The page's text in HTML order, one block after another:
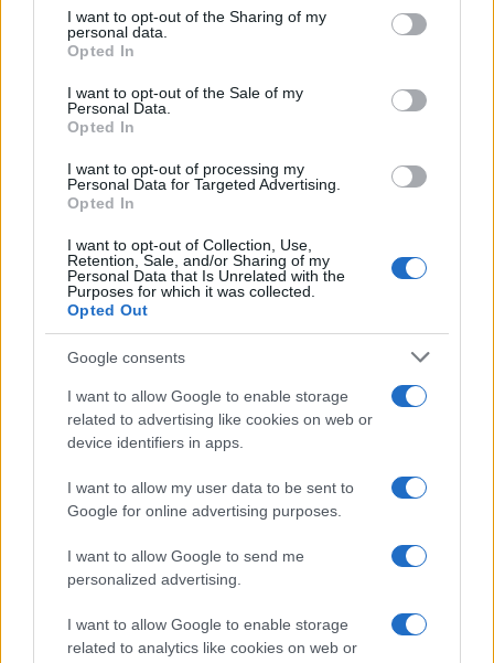
disclose it to other third parties.
Please note that this website/app uses one or more Google
services and may gather and store information including but
not limited to your visit or usage behaviour. You may click to
grant or deny consent to Google and its third-party tags to
consent section.
I want to opt-out of the Sharing of my
personal data.
Opted In
I want to opt-out of the Sale of my
Personal Data.
Opted In
I want to opt-out of processing my
Personal Data for Targeted Advertising.
Opted In
I want to opt-out of Collection, Use,
Retention, Sale, and/or Sharing of my
Personal Data that Is Unrelated with the
Purposes for which it was collected.
Opted Out
Google consents
I want to allow Google to enable storage
related to advertising like cookies on web or
device identifiers in apps.
I want to allow my user data to be sent to
Google for online advertising purposes.
I want to allow Google to send me
personalized advertising.
I want to allow Google to enable storage
related to analytics like cookies on web or
Dizionario dei Sogni – C
Dizionario dei Sogni – D
Dizionario dei Sogni – E
Dizionario dei Sogni – F
Dizionario dei Sogni – G
Dizionario dei Sogni – I
Dizionario dei Sogni – J
Dizionario dei Sogni – L
Dizionario dei Sogni – M
Dizionario dei Sogni – N
Dizionario dei Sogni – O
Dizionario dei Sogni – P
Dizionario dei Sogni – R
Dizionario dei Sogni – T
Dizionario dei Sogni – U
Dizionario dei Sogni – V